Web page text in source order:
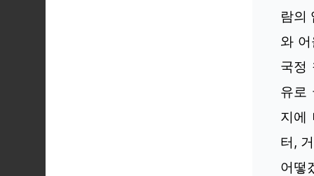
람의
와
국정
유로
지에
터,
어떻